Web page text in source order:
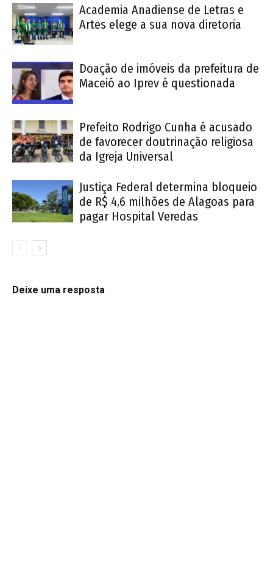
Academia Anadiense de Letras e
Artes elege a sua nova diretoria
Doação de imóveis da prefeitura de
Maceió ao Iprev é questionada
Prefeito Rodrigo Cunha é acusado
de favorecer doutrinação religiosa
da Igreja Universal
Justiça Federal determina bloqueio
de R$ 4,6 milhões de Alagoas para
pagar Hospital Veredas
Deixe uma resposta